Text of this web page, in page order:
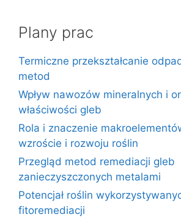
Plany prac
Termiczne przekształcanie
metod
Wpływ nawozów mineralnych i
właściwości gleb
Rola i znaczenie
wzroście i rozwoju roślin
Przegląd metod remediacji gleb
zanieczyszczonych metalami
Potencjał roślin
fitoremediacji